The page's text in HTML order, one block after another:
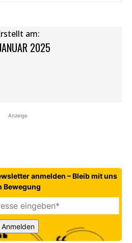
am:
2025
Anzeige
anmelden – Bleib mit uns
Bewegung
Anmelden